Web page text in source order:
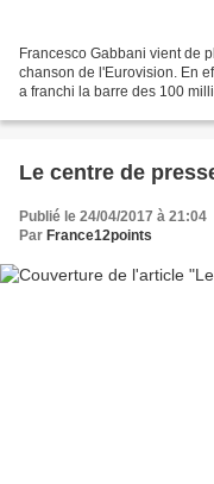
Francesco Gabbani vient de
chanson de l'Eurovision. En
a franchi la barre des 100
Le centre de
Publié le 24/04/2017 à 21:04
Par France12points